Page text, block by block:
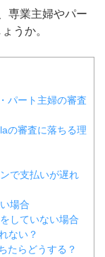
専業主婦やパー
うか。
パート主婦の審査
の審査に落ちる理
で支払いが遅れ
場合
していない場合
ない？
たらどうする？